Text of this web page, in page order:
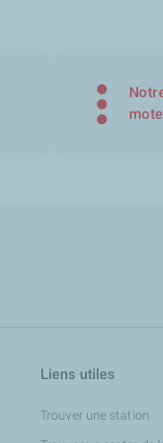
Liens utiles
Trouver une station